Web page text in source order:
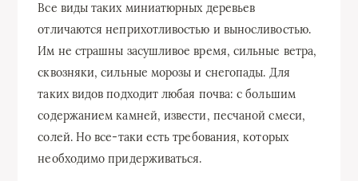
Все виды таких миниатюрных деревьев
отличаются неприхотливостью и выносливостью.
Им не страшны засушливое время, сильные ветра,
сквозняки, сильные морозы и снегопады. Для
таких видов подходит любая почва: с большим
содержанием камней, извести, песчаной смеси,
солей. Но все-таки есть требования, которых
необходимо придерживаться.